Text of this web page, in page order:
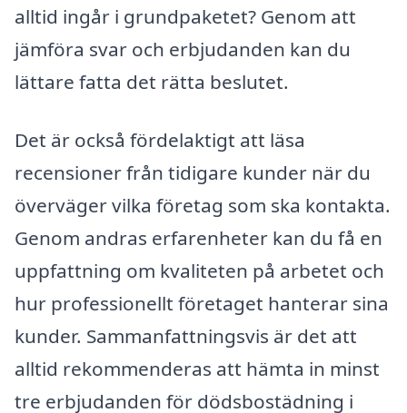
alltid ingår i grundpaketet? Genom att
jämföra svar och erbjudanden kan du
lättare fatta det rätta beslutet.
Det är också fördelaktigt att läsa
recensioner från tidigare kunder när du
överväger vilka företag som ska kontakta.
Genom andras erfarenheter kan du få en
uppfattning om kvaliteten på arbetet och
hur professionellt företaget hanterar sina
kunder. Sammanfattningsvis är det att
alltid rekommenderas att hämta in minst
tre erbjudanden för dödsbostädning i